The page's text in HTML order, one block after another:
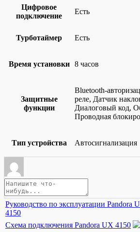
Цифровое
подключение
Есть
Турботаймер Есть
Время установки 8 часов
Защитные
функции
Bluetooth-
реле, Датчик
Диалоговый код,
Проводная
Тип устройства Автосигнализация
Руководство по эксплуатации Pandora
4150
Схема подключения Pandora UX 4150